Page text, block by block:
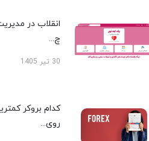
انقلاب در
چ...
30 تیر 1405
کدام بروکر
روی...